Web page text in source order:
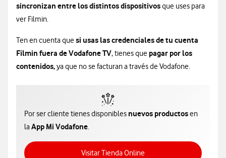
sincronizan entre los distintos dispositivosque uses para
ver Filmin.
Ten en cuenta quesi usas las credenciales de tu cuenta
Filmin fuera de Vodafone TV, tienes que pagar por los
contenidos,ya que no se facturan a través de Vodafone.
Por ser cliente tienes disponibles nuevos productosen
laApp Mi Vodafone.
Visitar Tienda OnlineAcceso a Tienda Online